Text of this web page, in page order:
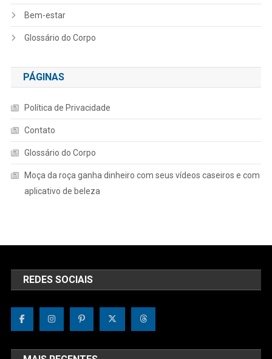
Bem-estar
Glossário do Corpo
PÁGINAS
Política de Privacidade
Contato
Glossário do Corpo
Moça da roça ganha dinheiro com seus vídeos caseiros e com
aplicativo de beleza
REDES SOCIAIS